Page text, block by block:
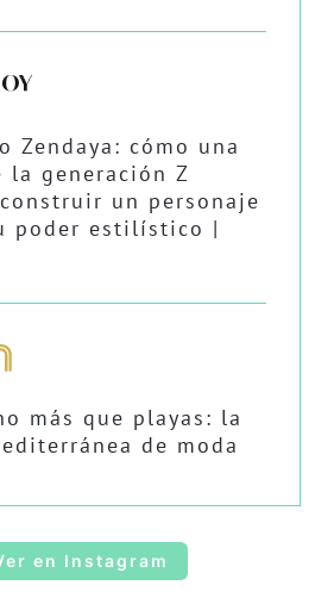
Zendaya: cómo una
la generación Z
un personaje
poder estilístico |
más que playas: la
de moda
en Instagram